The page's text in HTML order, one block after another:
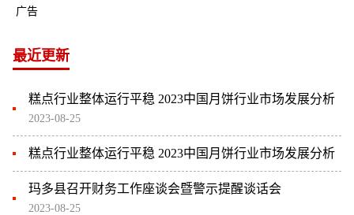
广告
最近更新
糕点行业整体运行平稳 2023中国月饼行业市场发展分析
2023-08-25
糕点行业整体运行平稳 2023中国月饼行业市场发展分析
玛多县召开财务工作座谈会暨警示提醒谈话会
2023-08-25